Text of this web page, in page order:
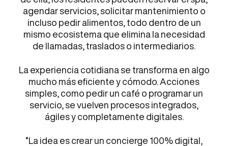
agendar servicios, solicitar mantenimiento o
incluso pedir alimentos, todo dentro de un
mismo ecosistema que elimina la necesidad
de llamadas, traslados o intermediarios.
La experiencia cotidiana se transforma en algo
mucho más eficiente y cómodo. Acciones
simples, como pedir un café o programar un
servicio, se vuelven procesos integrados,
ágiles y completamente digitales.
“La idea es crear un concierge 100% digital,